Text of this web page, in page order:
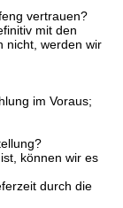
vertrauen?
mit den
nicht, werden wir
im Voraus;
können wir es
durch die